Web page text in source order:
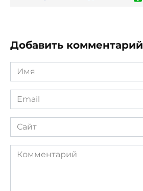
Добавить комментарий
Имя
*
Email
*
Сайт
Комментарий